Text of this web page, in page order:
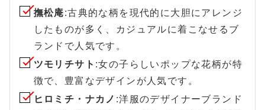
撫松庵:古典的な柄を現代的に大胆にアレンジ
したものが多く、カジュアルに着こなせるブ
ランドで人気です。
ツモリチサト :女の子らしいポップな花柄が特
徴で、豊富なデザインが人気です。
ヒロミチ・ナカノ :洋服のデザイナーブランド